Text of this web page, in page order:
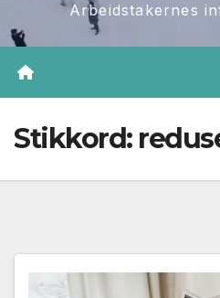
Arbeidstakernes
Stikkord: